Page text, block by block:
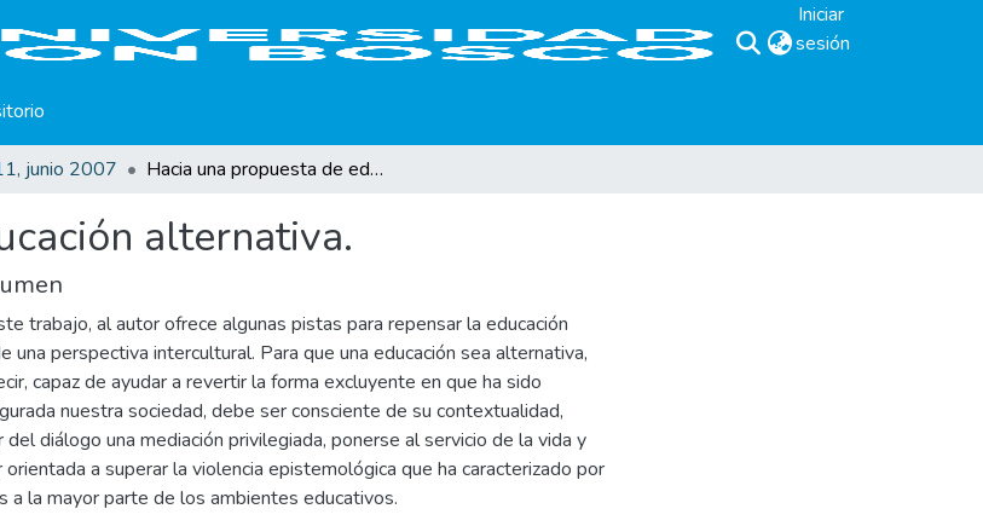
Iniciar
sesión
junio 2007 Hacia una propuesta de educación alternativa.
alternativa.
trabajo, al autor ofrece algunas pistas para repensar la educación
una perspectiva intercultural. Para que una educación sea alternativa,
capaz de ayudar a revertir la forma excluyente en que ha sido
nuestra sociedad, debe ser consciente de su contextualidad,
del diálogo una mediación privilegiada, ponerse al servicio de la vida y
orientada a superar la violencia epistemológica que ha caracterizado por
a la mayor parte de los ambientes educativos.